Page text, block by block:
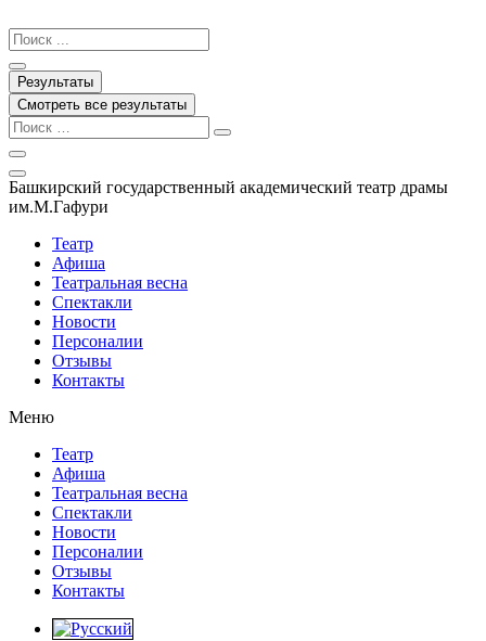
к
содержимому
Search
...
Результаты
Смотреть все результаты
Башкирский государственный академический театр драмы
им.М.Гафури
Театр
Афиша
Театральная весна
Спектакли
Новости
Персоналии
Отзывы
Контакты
Меню
Театр
Афиша
Театральная весна
Спектакли
Новости
Персоналии
Отзывы
Контакты